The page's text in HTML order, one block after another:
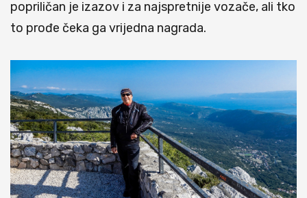
popriličan je izazov i za najspretnije vozače, ali tko
to prođe čeka ga vrijedna nagrada.